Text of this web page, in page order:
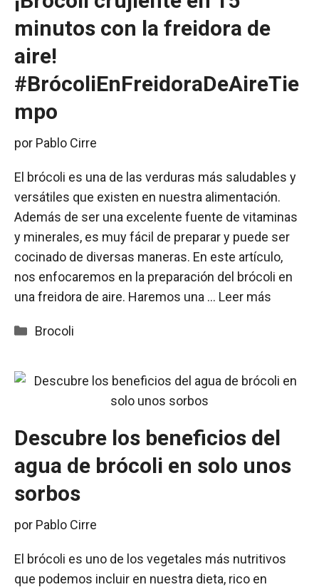
minutos con la freidora de
aire!
#BrócoliEnFreidoraDeAireTie
mpo
por Pablo Cirre
El brócoli es una de las verduras más saludables y
versátiles que existen en nuestra alimentación.
Además de ser una excelente fuente de vitaminas
y minerales, es muy fácil de preparar y puede ser
cocinado de diversas maneras. En este artículo,
nos enfocaremos en la preparación del brócoli en
una freidora de aire. Haremos una … Leer más
Categorías
Brocoli
Descubre los beneficios del
agua de brócoli en solo unos
sorbos
por Pablo Cirre
El brócoli es uno de los vegetales más nutritivos
que podemos incluir en nuestra dieta, rico en